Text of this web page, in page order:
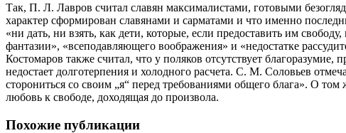
Так, П. Л. Лавров считал славян максималистами, готовыми
характер сформирован славянами и сарматами и что именно
«ни дать, ни взять, как дети, которые, если предоставить им
фантазии», «всеподавляющего воображения» и «недостатке
Костомаров также считал, что у поляков отсутствует
недостает долготерпения и холодного расчета. С. М. Соловьев
сторониться со своим „я“ перед требованиями общего блага». О
любовь к свободе, доходящая до произвола.
Похожие публикации